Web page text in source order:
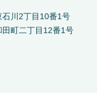
川2丁目10番1号
町二丁目12番1号